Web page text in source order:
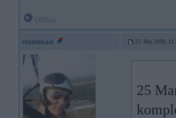
stuntman 25. Mar 2008,
25